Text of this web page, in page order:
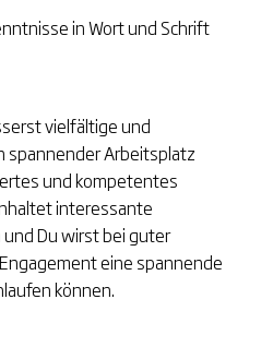
in Wort und Schrift
vielfältige und
spannender Arbeitsplatz
und kompetentes
interessante
Du wirst bei guter
eine spannende
können.